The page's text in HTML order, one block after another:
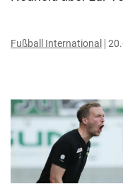
Fußball International